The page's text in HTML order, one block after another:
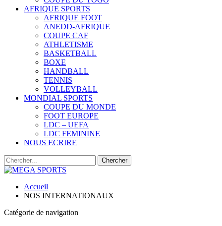
AFRIQUE SPORTS
AFRIQUE FOOT
ANEDD-AFRIQUE
COUPE CAF
ATHLETISME
BASKETBALL
BOXE
HANDBALL
TENNIS
VOLLEYBALL
MONDIAL SPORTS
COUPE DU MONDE
FOOT EUROPE
LDC – UEFA
LDC FEMININE
NOUS ECRIRE
Accueil
NOS INTERNATIONAUX
Catégorie de navigation